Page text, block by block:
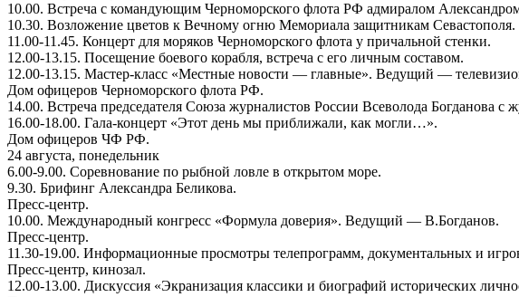
10.00. Встреча с командующим Черноморского флота РФ адмиралом
10.30. Возложение цветов к Вечному огню Мемориала защитникам Севастополя.
11.00-11.45. Концерт для моряков Черноморского флота у причальной стенки.
12.00-13.15. Посещение боевого корабля, встреча с его личным составом.
12.00-13.15. Мастер-класс «Местные новости — главные». Ведущий —
Дом офицеров Черноморского флота РФ.
14.00. Встреча председателя Союза журналистов России Всеволода Богданова
16.00-18.00. Гала-концерт «Этот день мы приближали, как могли…».
Дом офицеров ЧФ РФ.
24 августа, понедельник
6.00-9.00. Соревнование по рыбной ловле в открытом море.
9.30. Брифинг Александра Беликова.
Пресс-центр.
10.00. Международный конгресс «Формула доверия». Ведущий — В.Богданов.
Пресс-центр.
11.30-19.00. Информационные просмотры телепрограмм, документальных и
Пресс-центр, кинозал.
12.00-13.00. Дискуссия «Экранизация классики и биографий исторических